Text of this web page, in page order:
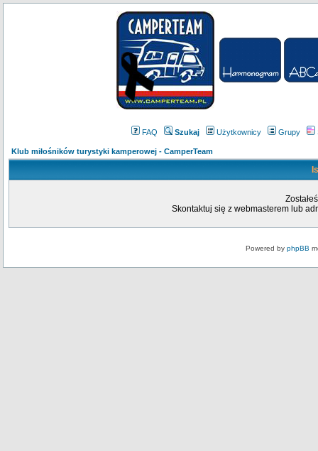
FAQ Szukaj Użytkownicy Grupy
Klub miłośników turystyki kamperowej - CamperTeam
Skontaktuj się z webmasterem lub
Powered by phpBB